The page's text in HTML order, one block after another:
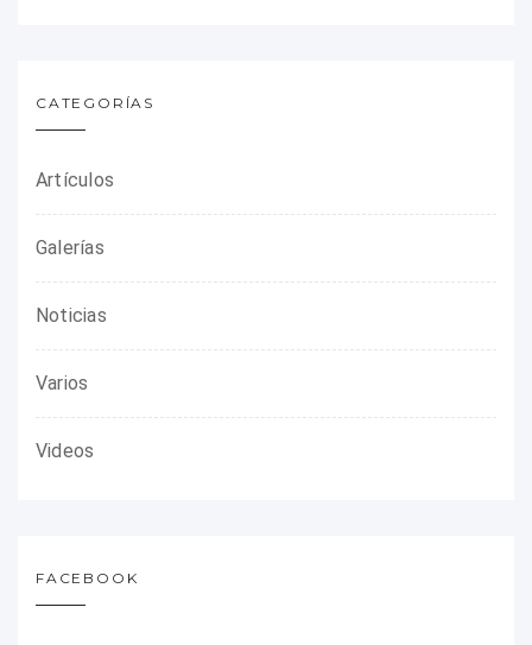
CATEGORÍAS
Artículos
Galerías
Noticias
Varios
Videos
FACEBOOK